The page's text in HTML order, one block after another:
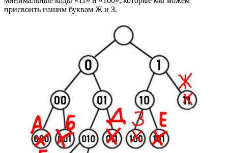
присвоить нашим буквам Ж и З.